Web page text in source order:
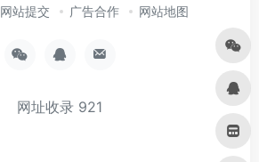
网站提交 广告合作 网站地图
网址收录 921